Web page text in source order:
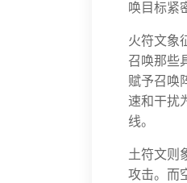
唤目标紧
火符文象
召唤那些
赋予召唤
速和干扰
线。
土符文则
攻击。而